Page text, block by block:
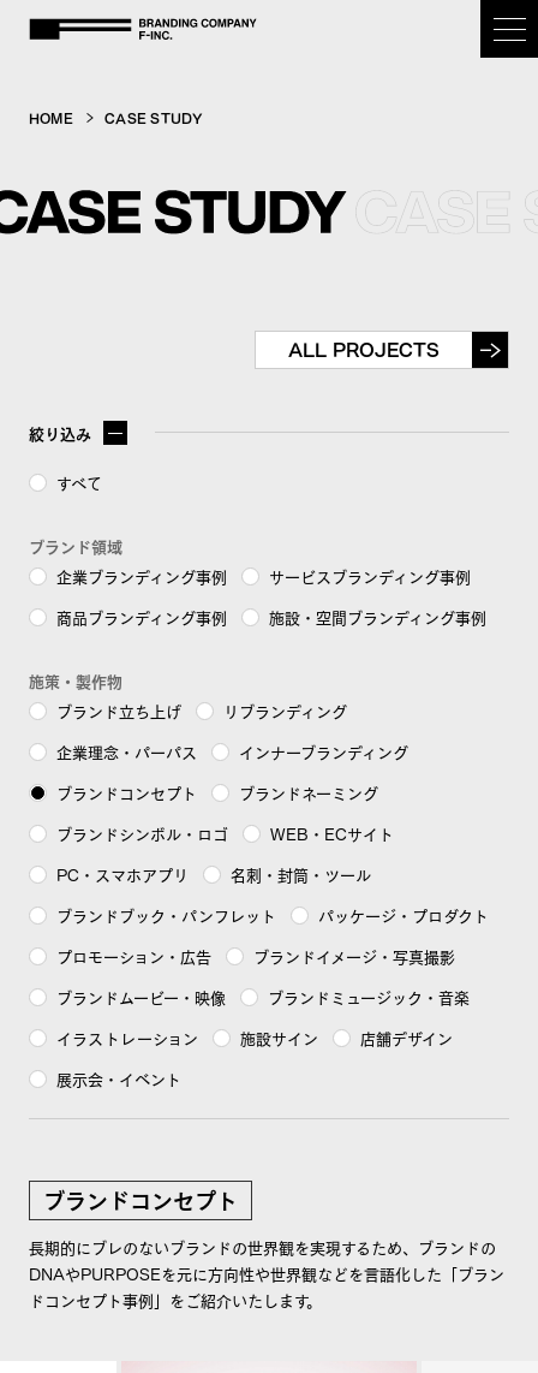
OUR PURPOSE
NEWS
FuFuFu Lab
お問い合わせ
BRANDING COMPANY F-inc.
HOME CASE STUDY
ALL PROJECTS
絞り込み
すべて
ブランド領域
企業ブランディング事例
サービスブランディング事例
商品ブランディング事例
施設・空間ブランディング事例
施策・製作物
ブランド立ち上げ
リブランディング
企業理念・パーパス
インナーブランディング
ブランドコンセプト
ブランドネーミング
ブランドシンボル・ロゴ
WEB・ECサイト
PC・スマホアプリ
名刺・封筒・ツール
ブランドブック・パンフレット
パッケージ・プロダクト
プロモーション・広告
ブランドイメージ・写真撮影
ブランドムービー・映像
ブランドミュージック・音楽
イラストレーション
施設サイン
店舗デザイン
展示会・イベント
ブランドコンセプト
長期的にブレのないブランドの世界観を実現するため、ブランドの
DNAやPURPOSEを元に方向性や世界観などを言語化した「ブラン
ドコンセプト事例」をご紹介いたします。